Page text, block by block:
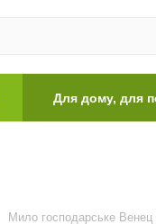
Для дому, для
Мило господарське Венец